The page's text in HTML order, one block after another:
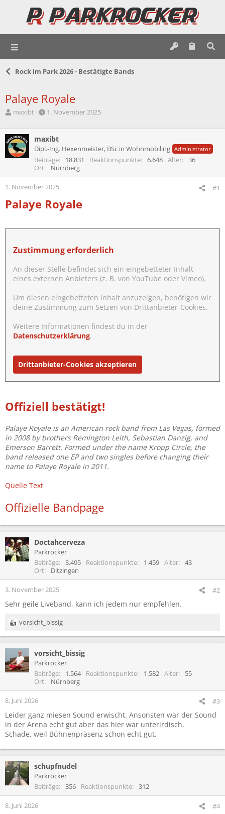
Rock im Park 2026 - Bestätigte Bands
Palaye Royale
E
t
e
l
e
r
maxibt
E
t
e
l
t
a
1. November 2025
maxibt
Dipl.-Ing. Hexenmeister, BSc in Wohnmobiling Administrator
Beiträge 18.831 Reaktionspunkte 6.648 Alter
36
Ort
Nürnberg
1. November 2025 #1
Palaye Royale
Zustimmung erforderlich
An dieser Stelle befindet sich ein eingebetteter Inhalt
eines externen Anbieters (z. B. von YouTube oder Vimeo).
Um diesen eingebetteten Inhalt anzuzeigen, benötigen wir
deine Zustimmung zum Setzen von Drittanbieter-Cookies.
Weitere Informationen findest du in der
Datenschutzerklärung.
Drittanbieter-Cookies akzeptieren
Offiziell bestätigt!
Palaye Royale is an American rock band from Las Vegas, formed
in 2008 by brothers Remington Leith, Sebastian Danzig, and
Emerson Barrett. Formed under the name Kropp Circle, the
band released one EP and two singles before changing their
name to Palaye Royale in 2011.
Quelle Text
Offizielle Bandpage
Doctahcerveza
Parkrocker
Beiträge
3.495 Reaktionspunkte 1.459 Alter
43
Ort
Ditzingen
3. November 2025 #2
Sehr geile Liveband, kann ich jedem nur empfehlen.
R
e
t
i
n
n
:
vorsicht_bissig
vorsicht_bissig
Parkrocker
Beiträge
1.564 Reaktionspunkte 1.582 Alter
55
Ort
Nürnberg
8. Juni 2026 #3
Leider ganz miesen Sound erwischt. Ansonsten war der Sound
in der Arena echt gut aber das hier war unterirdisch.
Schade, weil Bühnenpräsenz schon echt gut.
schupfnudel
Parkrocker
Beiträge
356 Reaktionspunkte 312
8. Juni 2026 #4